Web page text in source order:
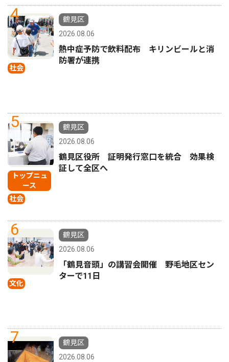
4
社会
鶴見区
2026.08.06
熱中症予防で飲料配布 キリンビールと消
防署が連携
5
トップニュ
ース
社会
鶴見区
2026.08.06
鶴見区役所 証明発行窓口を統合 効果検
証して全区へ
6
文化
鶴見区
2026.08.06
「鶴見音頭」の講習会開催 野毛地区セン
ターで11日
7
鶴見区
2026.08.06